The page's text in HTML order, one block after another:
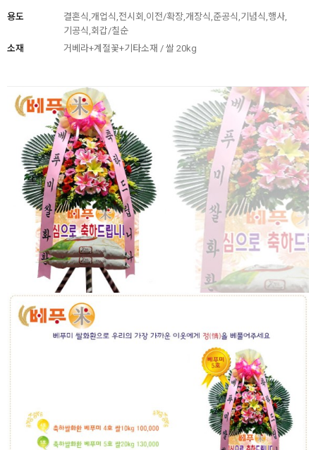
용도
결혼식,개업식,전시회,이전/확장,개장식,준공식,기념식,행사,
기공식,회갑/칠순
소재
거베라+계절꽃+기타소재 / 쌀 20kg